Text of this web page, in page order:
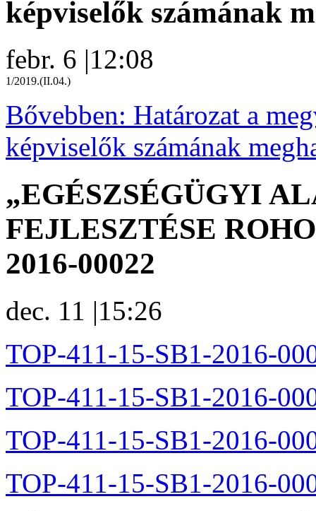
képviselők számának
febr. 6 |12:08
1/2019.(II.04.)
Bővebben: Határozat a
képviselők számának
„EGÉSZSÉGÜGYI
FEJLESZTÉSE
2016-00022
dec. 11 |15:26
TOP-411-15-SB1-2016-
TOP-411-15-SB1-2016-
TOP-411-15-SB1-2016-
TOP-411-15-SB1-2016-